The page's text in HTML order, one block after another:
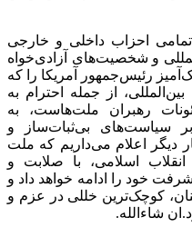
تمامی احزاب داخلی و خارجی
و شخصیت‌های آزادی‌خواه
رئیس‌جمهور آمریکا را که
از جمله احترام به
رهبران ملت‌هاست، به
سیاست‌های بی‌ثبات‌ساز و
دیگر اعلام می‌داریم که ملت
اسلامی، با صلابت و
خود را ادامه خواهد داد و
کوچک‌ترین خللی در عزم و
شاءالله.